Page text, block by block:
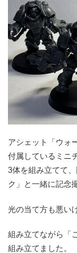
アシェット「ウォ
付属しているミニ
3体を組み立てて
ク」と一緒に記念
光の当て方も悪い
組み立てながら「
組み立てました。